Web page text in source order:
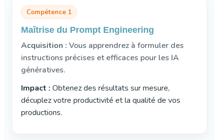
Compétence 1
Maîtrise du Prompt Engineering
Acquisition : Vous apprendrez à formuler des
instructions précises et efficaces pour les IA
génératives.
Impact : Obtenez des résultats sur mesure,
décuplez votre productivité et la qualité de vos
productions.